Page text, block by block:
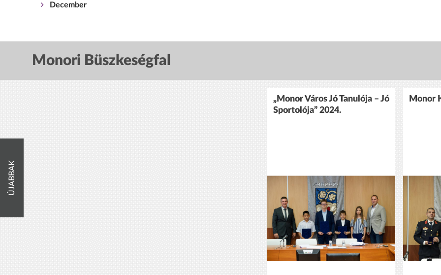
December
Monori Büszkeségfal
ÚJABBAK
„Monor Város Jó Tanulója – Jó
Sportolója” 2024.
Monor